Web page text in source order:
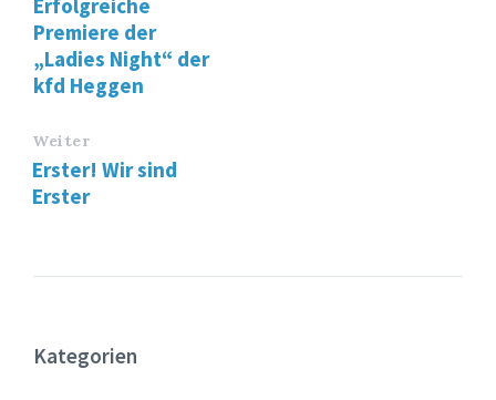
Erfolgreiche
Premiere der
„Ladies Night“ der
kfd Heggen
Weiter
Erster! Wir sind
Erster
Kategorien